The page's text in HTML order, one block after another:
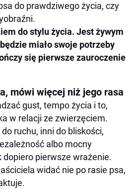
do prawdziwego życia, czy
do stylu życia. Jest żywym
miało swoje potrzeby
się pierwsze zauroczenie
mówi więcej niż jego rasa
gust, tempo życia i to,
w relacji ze zwierzęciem.
ruchu, inni do bliskości,
albo mocny
dopiero pierwsze wrażenie.
widać nie po rasie psa,